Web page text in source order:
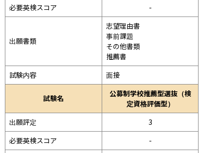
必要英検スコア
-
出願書類
志望理由書
事前課題
その他書類
推薦書
試験内容
面接
試験名
公募制学校推薦型選抜（検
定資格評価型）
出願評定
3
必要英検スコア
-